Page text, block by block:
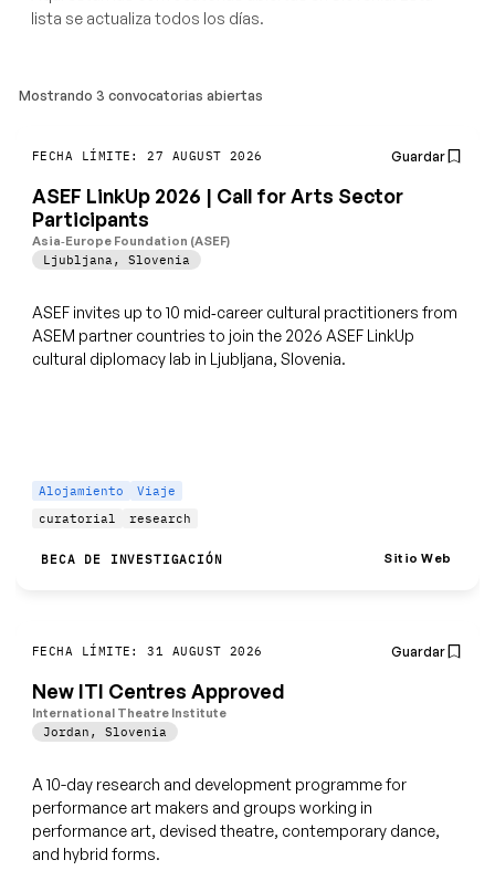
lista se actualiza todos los días.
Mostrando 3 convocatorias abiertas
FECHA LÍMITE: 27 AUGUST 2026 Guardar
ASEF LinkUp 2026 | Call for Arts Sector
Participants
Asia‑Europe Foundation (ASEF)
Ljubljana , Slovenia
ASEF invites up to 10 mid‑career cultural practitioners from
ASEM partner countries to join the 2026 ASEF LinkUp
cultural diplomacy lab in Ljubljana, Slovenia.
Alojamiento
Viaje
curatorial
research
BECA DE INVESTIGACIÓN Sitio Web
FECHA LÍMITE: 31 AUGUST 2026 Guardar
New ITI Centres Approved
International Theatre Institute
Jordan , Slovenia
A 10-day research and development programme for
performance art makers and groups working in
performance art, devised theatre, contemporary dance,
and hybrid forms.